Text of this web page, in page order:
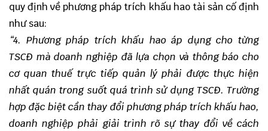
quy định về phương pháp trích khấu hao tài sản cố định
như sau:
“4. Phương pháp trích khấu hao áp dụng cho từng
TSCĐ mà doanh nghiệp đã lựa chọn và thông báo cho
cơ quan thuế trực tiếp quản lý phải được thực hiện
nhất quán trong suốt quá trình sử dụng TSCĐ. Trường
hợp đặc biệt cần thay đổi phương pháp trích khấu hao,
doanh nghiệp phải giải trình rõ sự thay đổi về cách